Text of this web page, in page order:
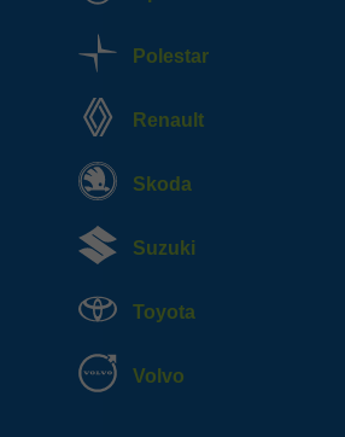
Polestar
Renault
Skoda
Suzuki
Toyota
Volvo